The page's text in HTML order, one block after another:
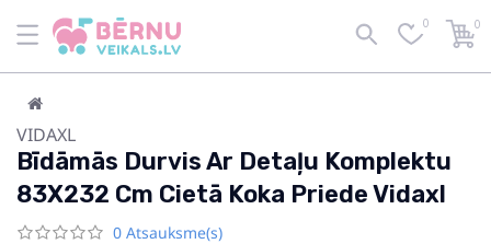
0 0
VIDAXL
Bīdāmās Durvis Ar Detaļu Komplektu
83X232 Cm Cietā Koka Priede Vidaxl
0 Atsauksme(s)